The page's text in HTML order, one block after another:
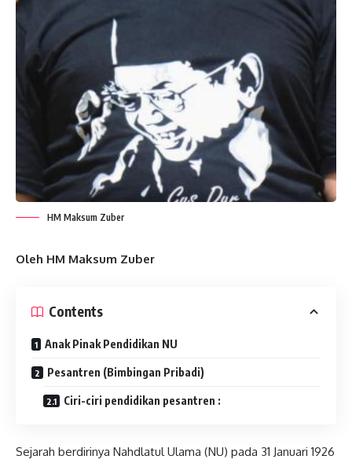
HM Maksum Zuber
Oleh HM Maksum Zuber
Contents
Anak Pinak Pendidikan NU
Pesantren (Bimbingan Pribadi)
Ciri-ciri pendidikan pesantren :
Sejarah berdirinya Nahdlatul Ulama (NU) pada 31 Januari 1926